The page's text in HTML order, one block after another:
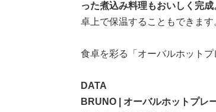
った煮込み料理もおいしく完成
卓上で保温することもできます
食卓を彩る「オーバルホット
DATA
BRUNO | オーバルホットプレ